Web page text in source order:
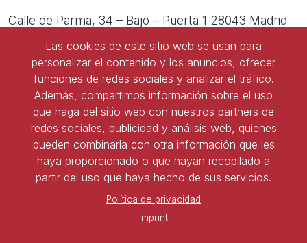
Calle de Parma, 34 – Bajo – Puerta 1 28043 Madrid
91 543 45 47
91 827 85 68
Ser socio de ASNALA
Forma parte de la asociación y benefíciate de todas
las ventajas
Las cookies de este sitio web se usan para
personalizar el contenido y los anuncios, ofrecer
funciones de redes sociales y analizar el tráfico.
Además, compartimos información sobre el uso
que haga del sitio web con nuestros partners de
redes sociales, publicidad y análisis web, quienes
pueden combinarla con otra información que les
haya proporcionado o que hayan recopilado a
partir del uso que haya hecho de sus servicios.
Política de privacidad
Imprint